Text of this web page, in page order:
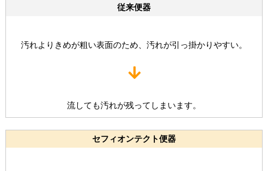
従来便器
汚れよりきめが粗い表面のため、汚れが引っ掛かりやすい。
流しても汚れが残ってしまいます。
セフィオンテクト便器